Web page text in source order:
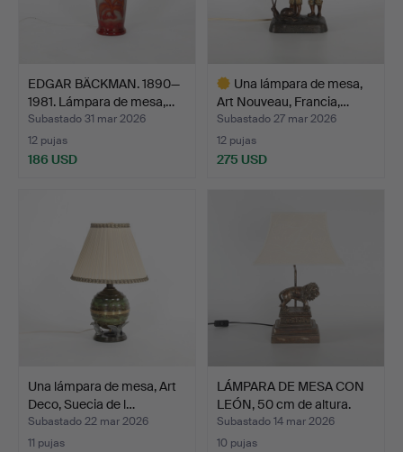
EDGAR BÄCKMAN. 1890—
1981. Lámpara de mesa,…
Subastado 31 mar 2026
12 pujas
186 USD
Una lámpara de mesa,
Art Nouveau, Francia,…
Subastado 27 mar 2026
12 pujas
275 USD
Una lámpara de mesa, Art
Deco, Suecia de l…
Subastado 22 mar 2026
11 pujas
LÁMPARA DE MESA CON
LEÓN, 50 cm de altura.
Subastado 14 mar 2026
10 pujas